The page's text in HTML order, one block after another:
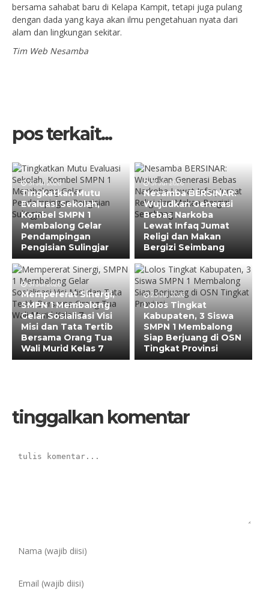
bersama sahabat baru di Kelapa Kampit, tetapi juga pulang
dengan dada yang kaya akan ilmu pengetahuan nyata dari
alam dan lingkungan sekitar.
Tim Web Nesamba
pos terkait...
31 Jul 2026
Tingkatkan Mutu
Evaluasi Sekolah,
Kombel SMPN 1
Membalong Gelar
Pendampingan
Pengisian Sulingjar
31 Jul 2026
Nesamba BERSINAR:
Wujudkan Generasi
Bebas Narkoba
Lewat Infaq Jumat
Religi dan Makan
Bergizi Seimbang
31 Jul 2026
Mempererat Sinergi,
SMPN 1 Membalong
Gelar Sosialisasi Visi
Misi dan Tata Tertib
Bersama Orang Tua
Wali Murid Kelas 7
23 Jul 2026
Lolos Tingkat
Kabupaten, 3 Siswa
SMPN 1 Membalong
Siap Berjuang di OSN
Tingkat Provinsi
tinggalkan komentar